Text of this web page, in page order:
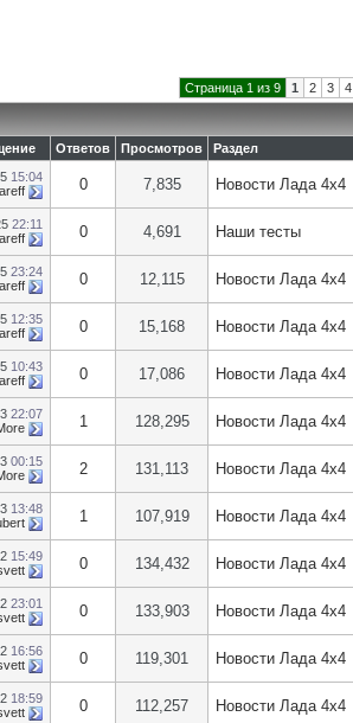
Страница 1 из 9 1 2 3 4
Ответов Просмотров Раздел
15:04
0 7,835 Новости Лада 4х4
22:11
0 4,691 Наши тесты
23:24
0 12,115 Новости Лада 4х4
12:35
0 15,168 Новости Лада 4х4
10:43
0 17,086 Новости Лада 4х4
22:07
1 128,295 Новости Лада 4х4
00:15
2 131,113 Новости Лада 4х4
13:48
1 107,919 Новости Лада 4х4
15:49
0 134,432 Новости Лада 4х4
23:01
0 133,903 Новости Лада 4х4
16:56
0 119,301 Новости Лада 4х4
18:59
0 112,257 Новости Лада 4х4